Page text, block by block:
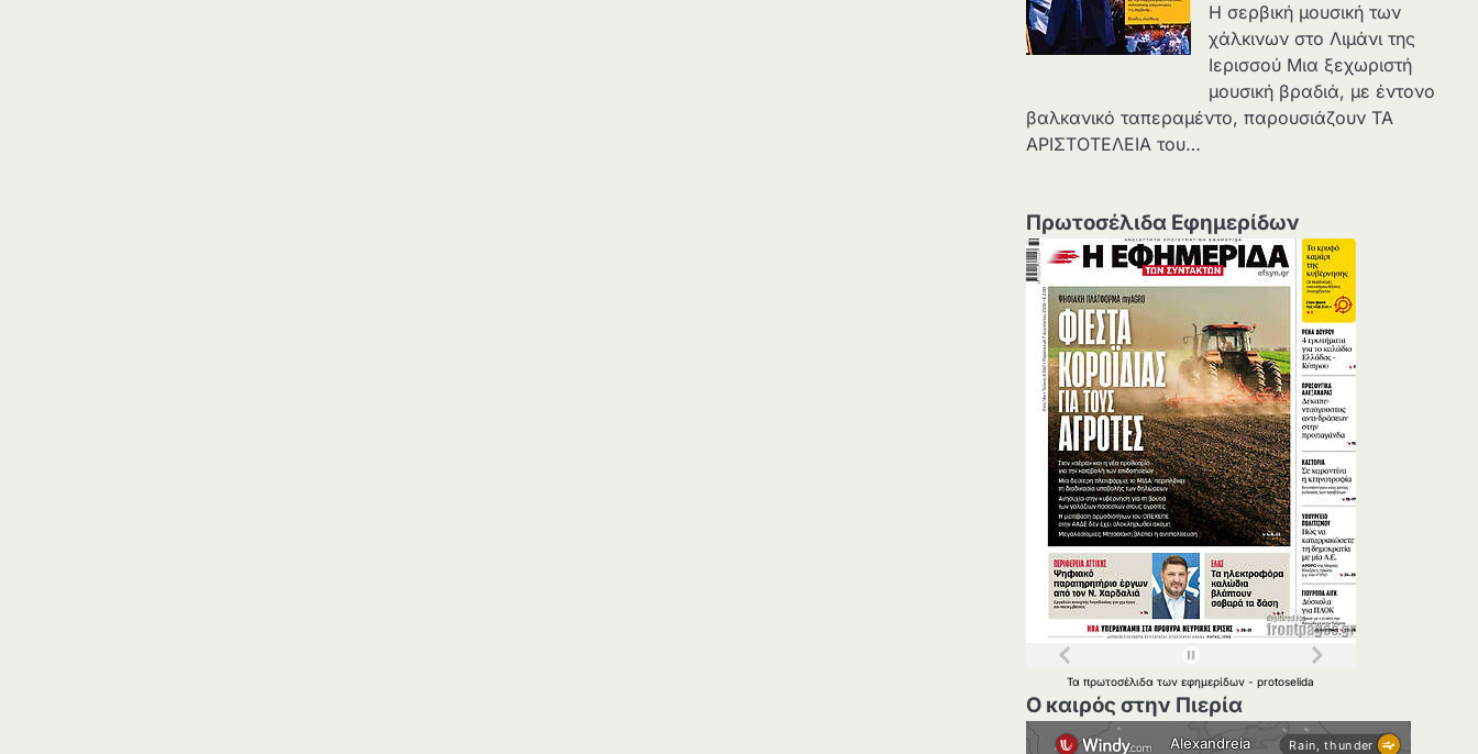
Η σερβική μουσική των
χάλκινων στο Λιμάνι της
Ιερισσού Μια ξεχωριστή
μουσική βραδιά, με έντονο
βαλκανικό ταπεραμέντο, παρουσιάζουν ΤΑ
ΑΡΙΣΤΟΤΕΛΕΙΑ του…
Πρωτοσέλιδα Εφημερίδων
Ταπρωτοσέλιδατωνεφημερίδων-protoselida
Ο καιρός στην Πιερία